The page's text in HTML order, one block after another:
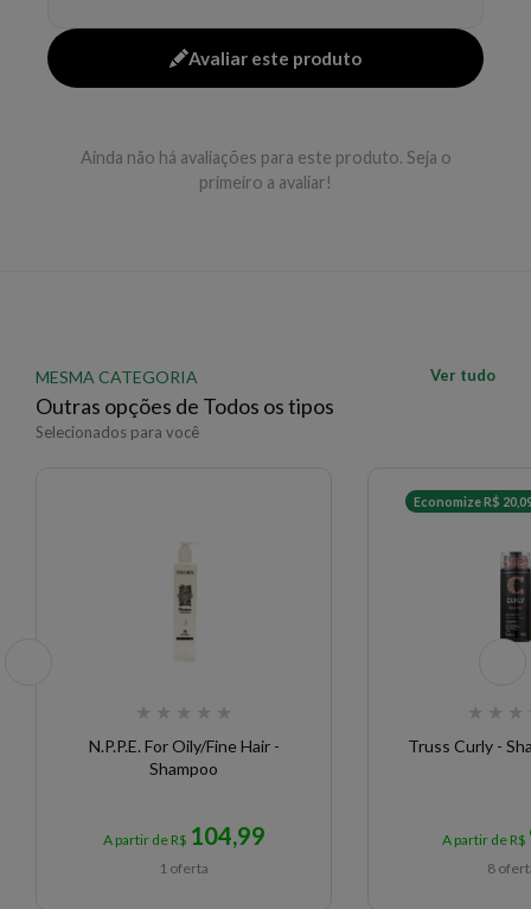
AQUA, DISODIUM EDTA,
POLYQUATERNIUM-39, BETAINE, SODIUM
LAURETH SULFATE, COCAMIDOPROPYL
METHYLISOTHIAZOLINONE, GLYCOL
DISTEARATE, FRAGRARIA VESCA FRUIT
Avaliar este produto
Ainda não há avaliações para este produto. Seja o
primeiro a avaliar!
MESMA CATEGORIA
Outras opções de Todos os tipos
Selecionados para você
Ver tudo
★ ★ ★ ★ ★
N.P.P.E. For Oily/Fine Hair -
Shampoo
A partir de R$ 104,99
1 oferta
Economize R$
★ ★ ★
Truss Curly -
A partir de R$
8